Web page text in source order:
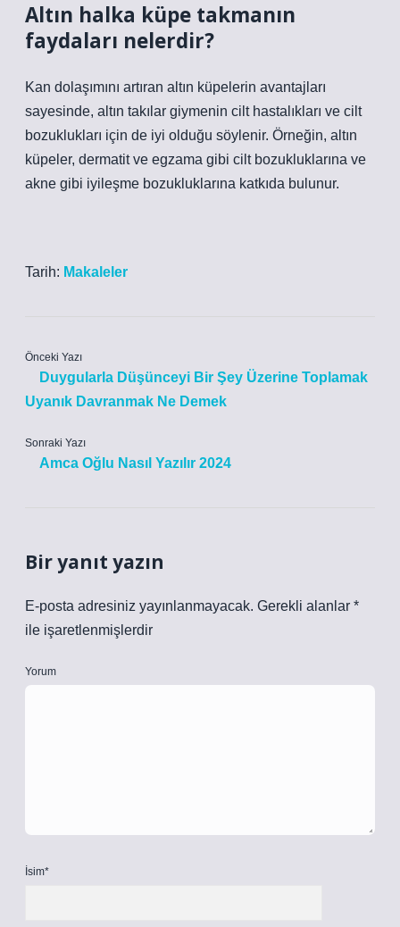
Altın halka küpe takmanın
faydaları nelerdir?
Kan dolaşımını artıran altın küpelerin avantajları
sayesinde, altın takılar giymenin cilt hastalıkları ve cilt
bozuklukları için de iyi olduğu söylenir. Örneğin, altın
küpeler, dermatit ve egzama gibi cilt bozukluklarına ve
akne gibi iyileşme bozukluklarına katkıda bulunur.
Tarih: Makaleler
Önceki Yazı
Duygularla Düşünceyi Bir Şey Üzerine Toplamak
Uyanık Davranmak Ne Demek
Sonraki Yazı
Amca Oğlu Nasıl Yazılır 2024
Bir yanıt yazın
E-posta adresiniz yayınlanmayacak. Gerekli alanlar *
ile işaretlenmişlerdir
Yorum
İsim*